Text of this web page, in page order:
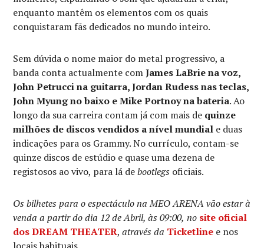
enquanto mantêm os elementos com os quais
conquistaram fãs dedicados no mundo inteiro.
Sem dúvida o nome maior do metal progressivo, a
banda conta actualmente comJames LaBrie na voz,
John Petrucci na guitarra, Jordan Rudess nas teclas,
John Myung no baixo e Mike Portnoy na bateria. Ao
longo da sua carreira contam já com mais de quinze
milhões de discos vendidos a nível mundial e duas
indicações para os Grammy. No currículo, contam-se
quinze discos de estúdio e quase uma dezena de
registosos ao vivo, para lá debootlegs oficiais.
Os bilhetes para o espectáculo na MEO ARENA vão estar à
venda a partir do dia 12 de Abril, às 09:00, no site oficial
dosDREAM THEATER,através da Ticketline e nos